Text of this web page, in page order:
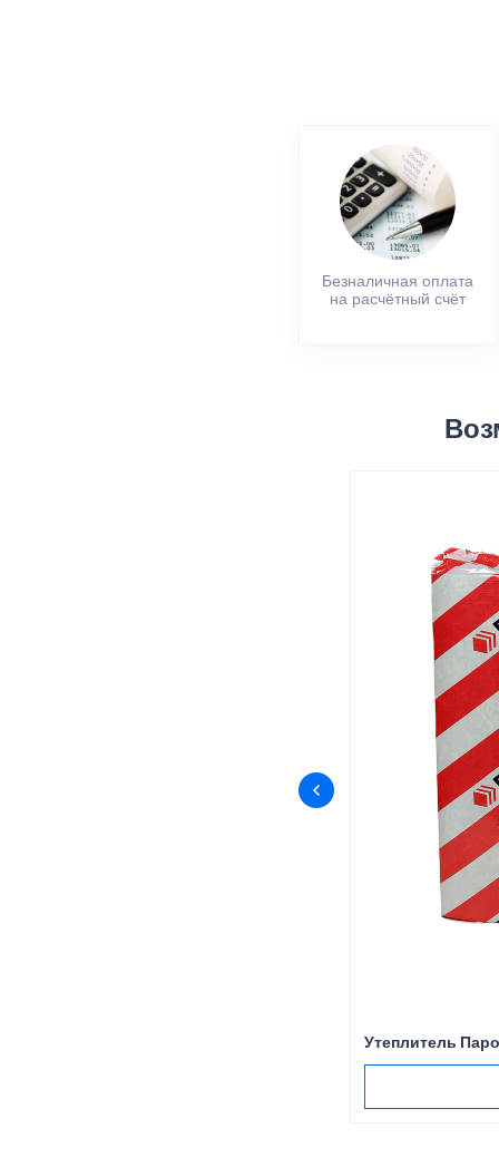
Безналичная оплата
на расчётный счёт
Утеплитель